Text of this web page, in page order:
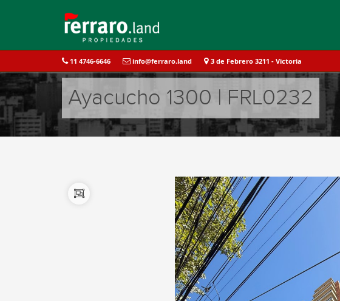
11 4746-6646 info@ferraro.land 3 de Febrero 3211 - Victoria
Ayacucho 1300 | FRL0232